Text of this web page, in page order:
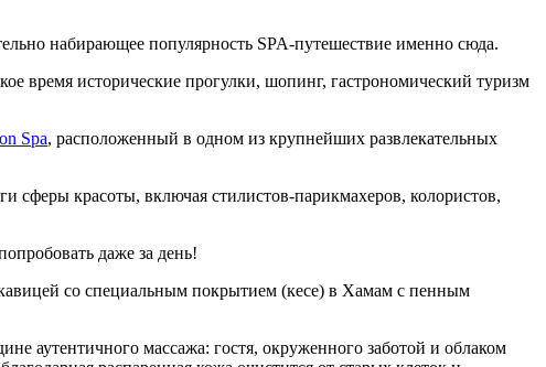
набирающее популярность SPA-путешествие именно сюда.
время исторические прогулки, шопинг, гастрономический туризм
Spa, расположенный в одном из крупнейших развлекательных
красоты, включая стилистов-парикмахеров, колористов,
даже за день!
со специальным покрытием (кесе) в Хамам с пенным
аутентичного массажа: гостя, окруженного заботой и облаком